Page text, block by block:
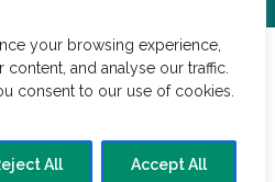
your browsing experience,
and analyse our traffic.
consent to our use of cookies.
All Accept All
God og nem mad!
Forret Buffet Dessert